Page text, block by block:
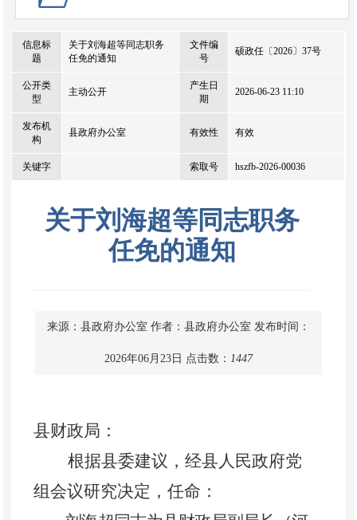
信息标
题
关于刘海超等同志职务
任免的通知
文件编
号
硕政任〔2026〕37号
公开类
型
主动公开
产生日
期
2026-06-23 11:10
发布机
构
县政府办公室 有效性 有效
关键字 索取号 hszfb-2026-00036
关于刘海超等同志职务
任免的通知
来源：县政府办公室 作者：县政府办公室 发布时间：
2026年06月23日 点击数： 1447
县财政局：
根据县委建议，经县人民政府党
组会议研究决定，任命：